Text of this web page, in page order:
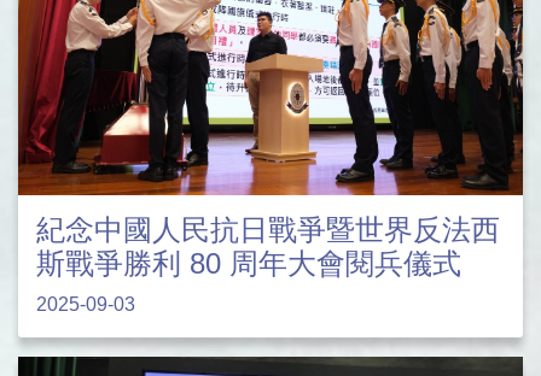
紀念中國人民抗日戰爭暨世界反法西
斯戰爭勝利 80 周年大會閱兵儀式
2025-09-03